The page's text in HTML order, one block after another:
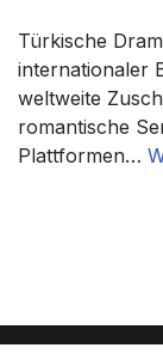
Türkische
internationaler
weltweite
romantische
Plattformen…